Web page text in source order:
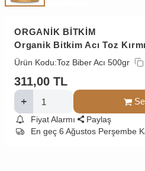
ORGANİK BİTKİM
Organik Bitkim Acı Toz
Ürün Kodu:Toz Biber Acı 500gr
311,00 TL
Fiyat Alarmı
Paylaş
En geç 6 Ağustos Perşembe